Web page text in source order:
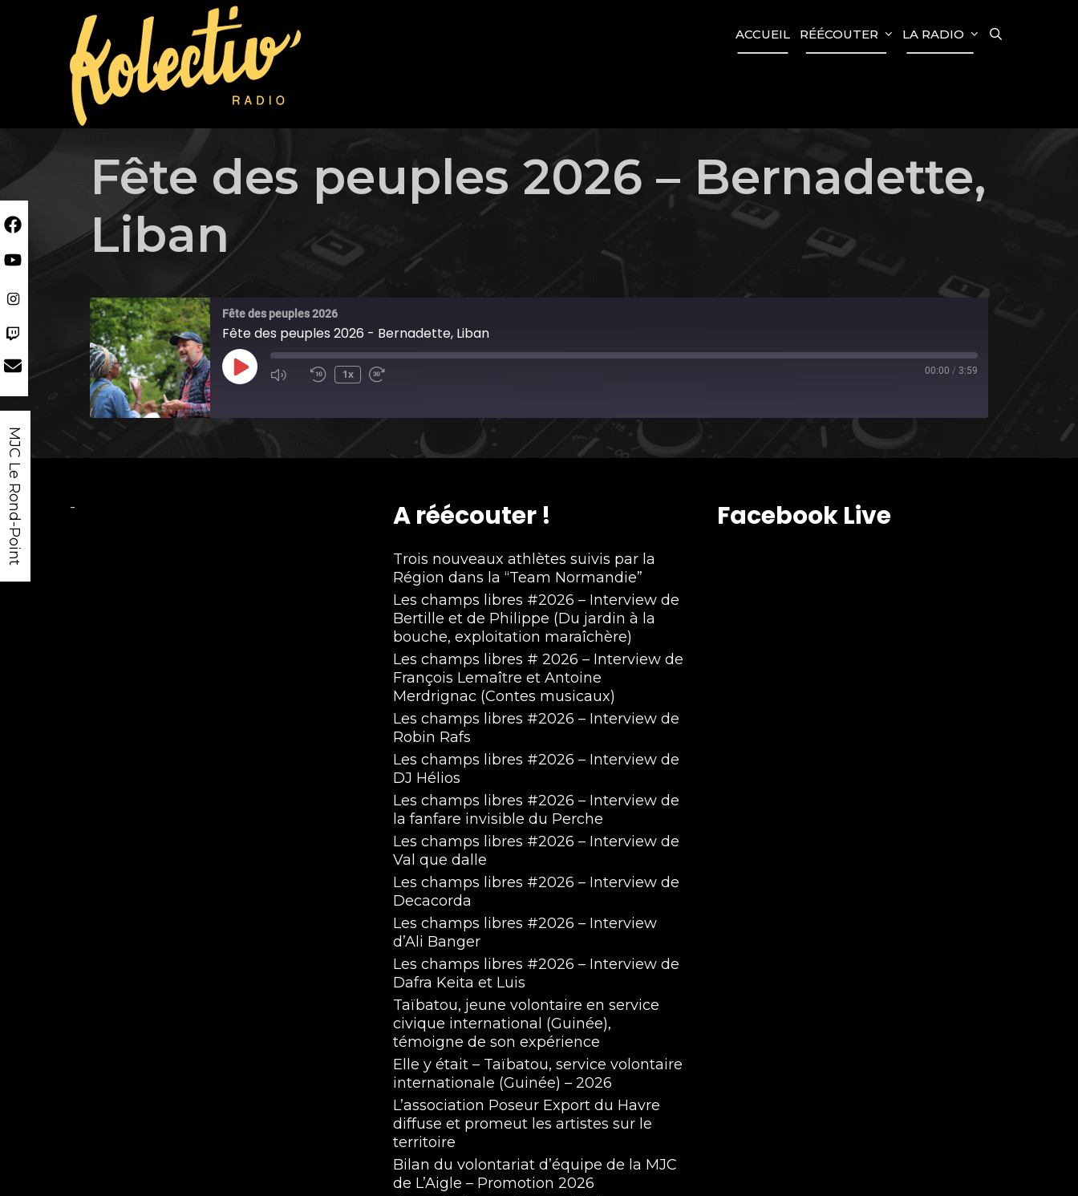
ACCUEIL RÉÉCOUTER LA RADIO
Fête des peuples 2026 – Bernadette,
Liban
Fête des peuples 2026
Fête des peuples 2026 - Bernadette, Liban
Play
1x 00:00 / 3:59
- A réécouter !
Trois nouveaux athlètes suivis par la
Région dans la “Team Normandie”
Les champs libres #2026 – Interview de
Bertille et de Philippe (Du jardin à la
bouche, exploitation maraîchère)
Les champs libres # 2026 – Interview de
François Lemaître et Antoine
Merdrignac (Contes musicaux)
Les champs libres #2026 – Interview de
Robin Rafs
Les champs libres #2026 – Interview de
DJ Hélios
Les champs libres #2026 – Interview de
la fanfare invisible du Perche
Les champs libres #2026 – Interview de
Val que dalle
Les champs libres #2026 – Interview de
Decacorda
Les champs libres #2026 – Interview
d’Ali Banger
Les champs libres #2026 – Interview de
Dafra Keita et Luis
Taïbatou, jeune volontaire en service
civique international (Guinée),
témoigne de son expérience
Elle y était – Taïbatou, service volontaire
internationale (Guinée) – 2026
L’association Poseur Export du Havre
diffuse et promeut les artistes sur le
territoire
Bilan du volontariat d’équipe de la MJC
de L’Aigle – Promotion 2026
Facebook Live
MJC Le Rond-Point